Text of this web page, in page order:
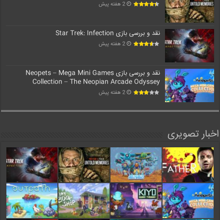
2 هفته پیش
نقد و بررسی بازی Star Trek: Infection
2 هفته پیش
نقد و بررسی بازی Neopets – Mega Mini Games
Collection – The Neopian Arcade Odyssey
2 هفته پیش
اخبار تصویری